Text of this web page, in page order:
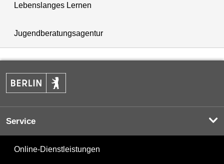
Lebenslanges Lernen
Jugendberatungsagentur
Service
Online-Dienstleistungen